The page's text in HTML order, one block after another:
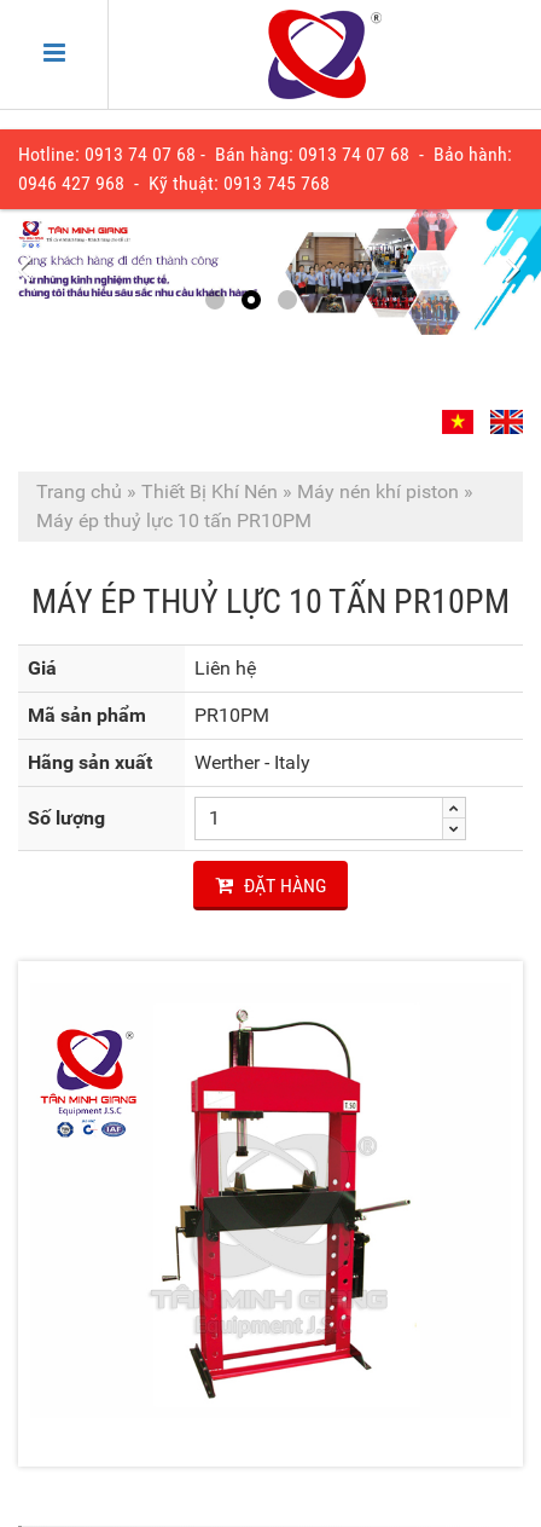
Hotline: 0913 74 07 68 - Bán hàng: 0913 74 07 68 - Bảo hành:
0946 427 968 - Kỹ thuật: 0913 745 768
Trang chủ » Thiết Bị Khí Nén » Máy nén khí piston »
Máy ép thuỷ lực 10 tấn PR10PM
MÁY ÉP THUỶ LỰC 10 TẤN PR10PM
Giá Liên hệ
Mã sản phẩm PR10PM
Hãng sản xuất Werther - Italy
Số lượng
ĐẶT HÀNG